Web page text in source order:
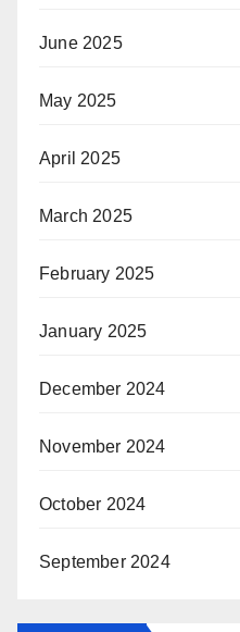
June 2025
May 2025
April 2025
March 2025
February 2025
January 2025
December 2024
November 2024
October 2024
September 2024